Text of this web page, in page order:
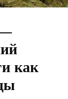
—
как